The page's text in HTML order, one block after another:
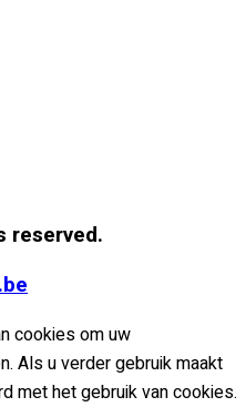
reserved.
cookies om uw
Als u verder gebruik maakt
met het gebruik van cookies.